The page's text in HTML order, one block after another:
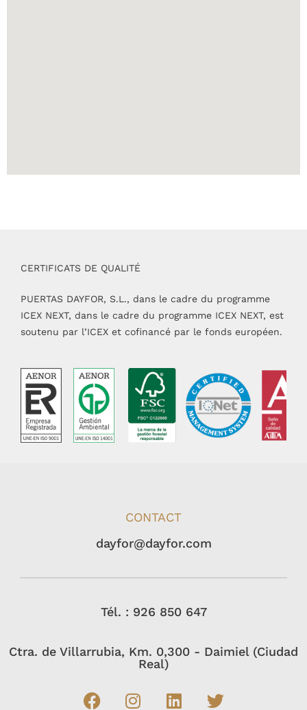
CERTIFICATS DE QUALITÉ
PUERTAS DAYFOR, S.L., dans le cadre du programme
ICEX NEXT, dans le cadre du programme ICEX NEXT, est
soutenu par l’ICEX et cofinancé par le fonds européen.
CONTACT
dayfor@dayfor.com
Tél. : 926 850 647
Ctra. de Villarrubia, Km. 0,300 - Daimiel (Ciudad
Real)